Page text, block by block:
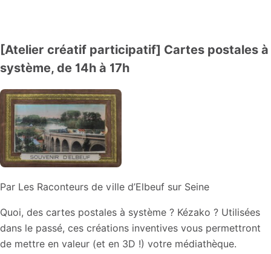
[Atelier créatif participatif] Cartes postales à
système, de 14h à 17h
Par Les Raconteurs de ville d’Elbeuf sur Seine
Quoi, des cartes postales à système ? Kézako ? Utilisées
dans le passé, ces créations inventives vous permettront
de mettre en valeur (et en 3D !) votre médiathèque.